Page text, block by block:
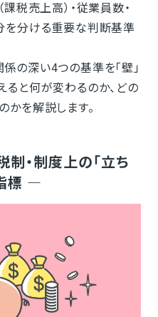
課税売上高）・従業員数・
を分ける重要な判断基準
の深い4つの基準を「壁」
ると何が変わるのか、どの
かを解説します。
・制度上の「立ち
標 ―